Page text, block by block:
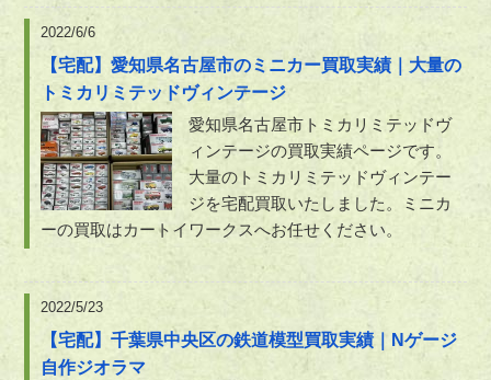
2022/6/6
【宅配】愛知県名古屋市のミニカー買取実績｜大量の
トミカリミテッドヴィンテージ
愛知県名古屋市トミカリミテッドヴ
ィンテージの買取実績ページです。
大量のトミカリミテッドヴィンテー
ジを宅配買取いたしました。ミニカ
ーの買取はカートイワークスへお任せください。
2022/5/23
【宅配】千葉県中央区の鉄道模型買取実績｜Nゲージ
自作ジオラマ